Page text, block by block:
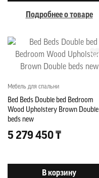
Подробнее о товаре
Мебель для спальни
Bed Beds Double bed Bedroom
Wood Upholstery Brown Double
beds new
5 279 450 ₸
В корзину